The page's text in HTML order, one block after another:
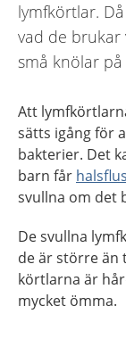
lymfkörtlar.
vad de brukar
små knölar
Att
sätts igång för
bakterier. Det
barn får
svullna om det
De svullna
de är större än
körtlarna är
mycket ömma.